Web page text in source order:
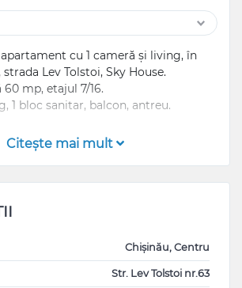
cu 1 cameră și living, în
Lev Tolstoi, Sky House.
mp, etajul 7/16.
1 bloc sanitar, balcon, antreu.
de la 3 luni
Citeşte mai mult
Chișinău, Centru
Str. Lev Tolstoi nr.63